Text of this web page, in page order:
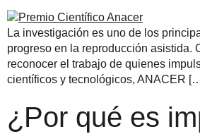
La investigación es uno de los
progreso en la reproducción asistida.
reconocer el trabajo de quienes
científicos y tecnológicos, ANACER
¿Por qué es